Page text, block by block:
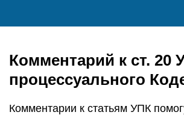
Комментарий к ст. 20
процессуального
Комментарии к статьям УПК